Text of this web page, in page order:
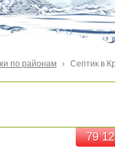
по районам › Септик в
79
79